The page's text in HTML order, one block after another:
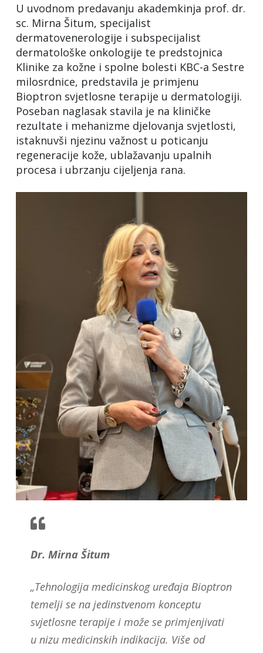
U uvodnom predavanju akademkinja prof. dr.
sc. Mirna Šitum, specijalist
dermatovenerologije i subspecijalist
dermatološke onkologije te predstojnica
Klinike za kožne i spolne bolesti KBC-a Sestre
milosrdnice, predstavila je primjenu
Bioptron svjetlosne terapije u dermatologiji.
Poseban naglasak stavila je na kliničke
rezultate i mehanizme djelovanja svjetlosti,
istaknuvši njezinu važnost u poticanju
regeneracije kože, ublažavanju upalnih
procesa i ubrzanju cijeljenja rana.
Dr. Mirna Šitum
„Tehnologija medicinskog uređaja Bioptron
temelji se na jedinstvenom konceptu
svjetlosne terapije i može se primjenjivati
u nizu medicinskih indikacija. Više od